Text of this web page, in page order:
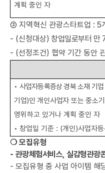
계획 중인 자
② 지역혁신 관광스타트업 : 5
- (신청대상) 창업일로부터 만
- (선정조건) 협약 기간 동안
• 사업자등록증상 경북 소재 기업
기업)인 개인사업자 또는 중소
영위하고 있거나 계획 중인 자
• 창업일 기준 : (개인)사업자
❍모집유형
- 관광체험서비스,실감형관광
- 모집유형 중 사업 아이템 해